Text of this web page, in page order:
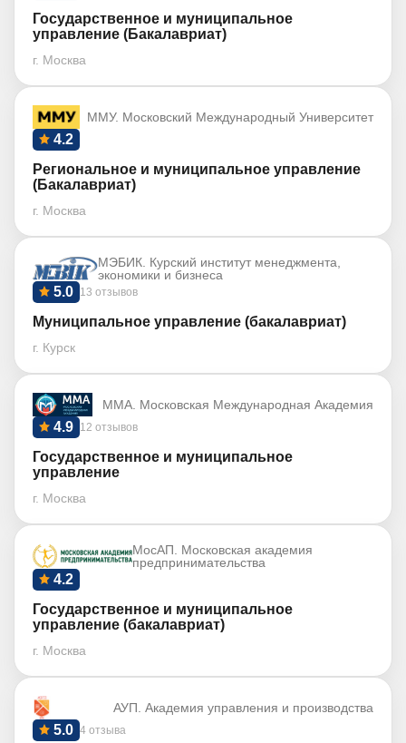
Государственное и муниципальное
управление (Бакалавриат)
г. Москва
ММУ. Московский Международный Университет
4.2
Региональное и муниципальное управление
(Бакалавриат)
г. Москва
МЭБИК. Курский институт менеджмента,
экономики и бизнеса
13 отзывов
5.0
Муниципальное управление (бакалавриат)
г. Курск
ММА. Московская Международная Академия
12 отзывов
4.9
Государственное и муниципальное
управление
г. Москва
МосАП. Московская академия
предпринимательства
4.2
Государственное и муниципальное
управление (бакалавриат)
г. Москва
АУП. Академия управления и производства
4 отзыва
5.0